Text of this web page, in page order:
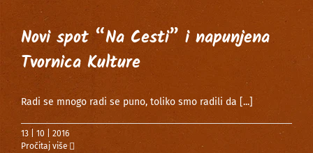
Novi spot “Na Cesti” i napunjena
Tvornica Kulture
Radi se mnogo radi se puno, toliko smo radili da [...]
13 | 10 | 2016
Pročitaj više